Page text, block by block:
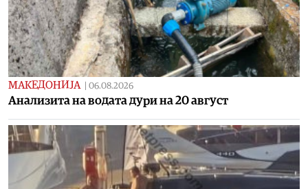
МАКЕДОНИЈА 06.08.2026
Aнализита на водата дури на 20 август